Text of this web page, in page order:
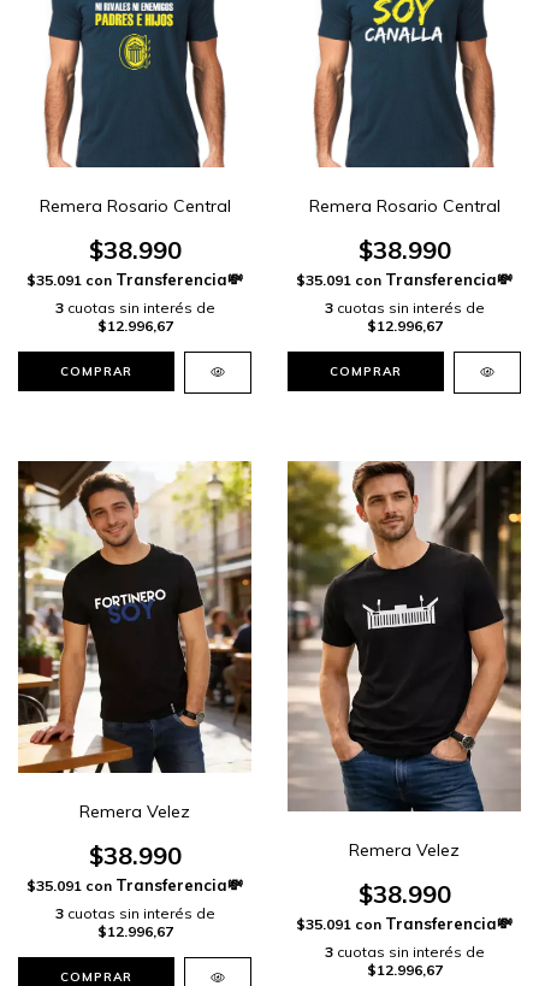
Remera Rosario Central
$38.990
$35.091 con
3 cuotas sin interés de
$12.996,67
COMPRAR
Remera Rosario Central
$38.990
$35.091 con
3 cuotas sin interés de
$12.996,67
COMPRAR
Remera Velez
$38.990
$35.091 con
3 cuotas sin interés de
$12.996,67
COMPRAR
Remera Velez
$38.990
$35.091 con
3 cuotas sin interés de
$12.996,67